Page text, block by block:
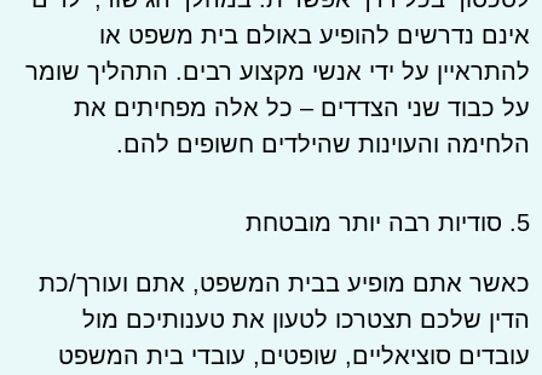
אינם נדרשים להופיע באולם בית משפט או
להתראיין על ידי אנשי מקצוע רבים. התהליך שומר
על כבוד שני הצדדים – כל אלה מפחיתים את
הלחימה והעוינות שהילדים חשופים להם.
5. סודיות רבה יותר מובטחת
כאשר אתם מופיע בבית המשפט, אתם ועורך/כת
הדין שלכם תצטרכו לטעון את טענותיכם מול
עובדים סוציאליים, שופטים, עובדי בית המשפט